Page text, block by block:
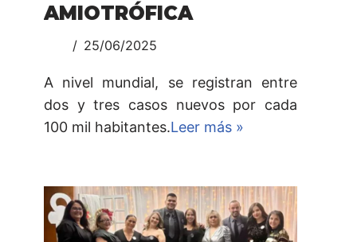
AMIOTRÓFICA
25/06/2025
A nivel mundial, se registran entre
dos y tres casos nuevos por cada
100 mil habitantes.Leer más »